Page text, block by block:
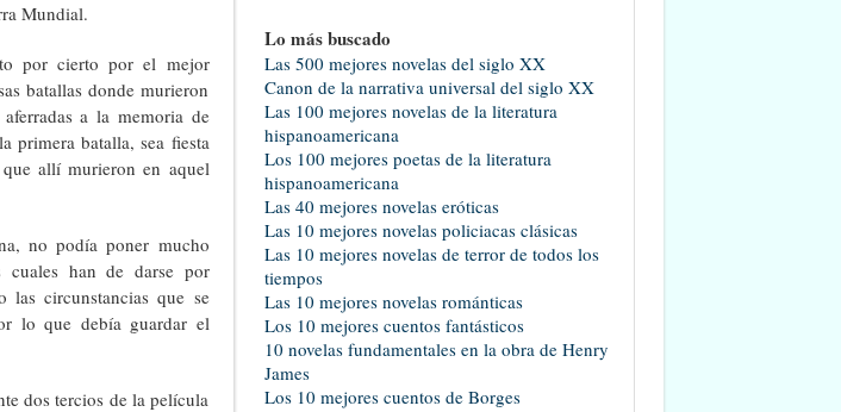
Mundial.
por cierto por el mejor
batallas donde murieron
a la memoria de
primera batalla, sea fiesta
allí murieron en aquel
no podía poner mucho
cuales han de darse por
las circunstancias que se
lo que debía guardar el
dos tercios de la película
Lo más buscado
Las 500 mejores novelas del siglo XX
Canon de la narrativa universal del siglo XX
Las 100 mejores novelas de la literatura
hispanoamericana
Los 100 mejores poetas de la literatura
hispanoamericana
Las 40 mejores novelas eróticas
Las 10 mejores novelas policiacas clásicas
Las 10 mejores novelas de terror de todos los
tiempos
Las 10 mejores novelas románticas
Los 10 mejores cuentos fantásticos
10 novelas fundamentales en la obra de Henry
James
Los 10 mejores cuentos de Borges